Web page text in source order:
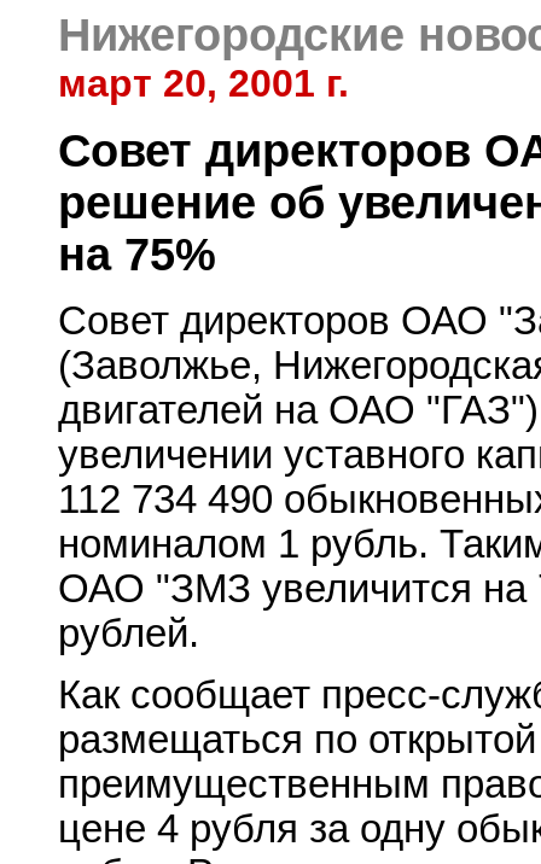
Нижегородские
март 20, 2001 г.
Совет директоров
решение об
на 75%
Совет директоров ОАО
(Заволжье,
двигателей на ОАО
увеличении уставного
112 734 490
номиналом 1 рубль.
ОАО "ЗМЗ увеличится на
рублей.
Как сообщает пресс-
размещаться по
преимущественным
цене 4 рубля за одну